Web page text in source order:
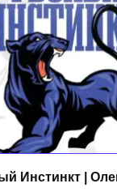
Инстинкт |